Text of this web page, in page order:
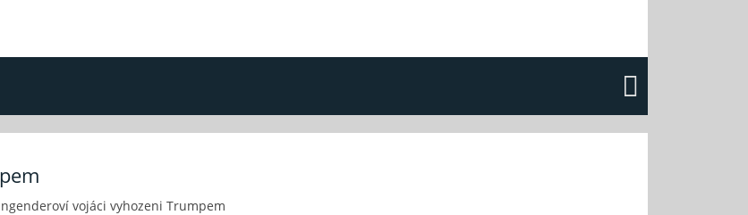
vojáci vyhozeni Trumpem